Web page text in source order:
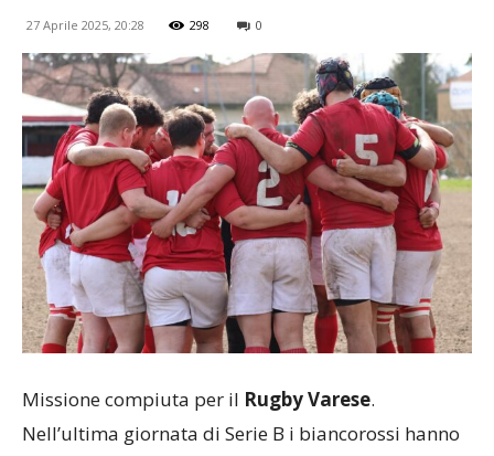
27 Aprile 2025, 20:28 298 0
Missione compiuta per il Rugby Varese.
Nell’ultima giornata di Serie B i biancorossi hanno